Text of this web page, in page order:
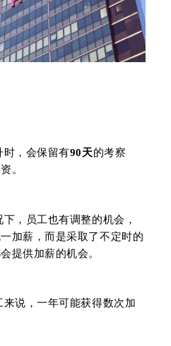
，会保留有90天的考察
。
，员工也有调整的机会，
加薪，而是采取了不定时的
提供加薪的机会。
说，一年可能获得数次加